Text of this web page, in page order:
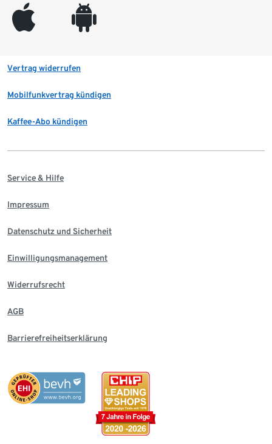
appleinc android
Vertrag widerrufen
Mobilfunkvertrag kündigen
Kaffee-Abo kündigen
Service & Hilfe
Impressum
Datenschutz und Sicherheit
Einwilligungsmanagement
Widerrufsrecht
AGB
Barrierefreiheitserklärung